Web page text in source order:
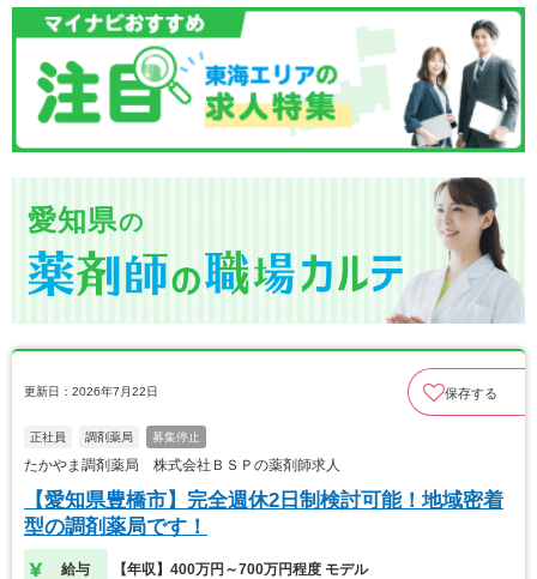
愛知県の
更新日：2026年7月22日 保存する
正社員 調剤薬局 募集停止
たかやま調剤薬局 株式会社ＢＳＰの薬剤師求人
【愛知県豊橋市】完全週休2日制検討可能！地域密着
型の調剤薬局です！
給与 【年収】400万円～700万円程度 モデル